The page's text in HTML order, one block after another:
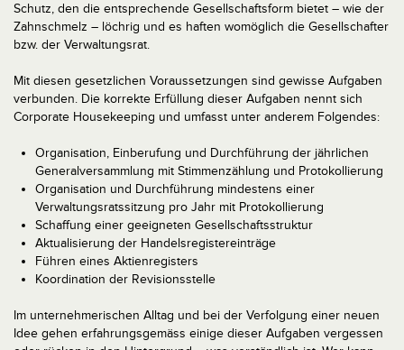
Schutz, den die entsprechende Gesellschaftsform bietet – wie der
Zahnschmelz – löchrig und es haften womöglich die Gesellschafter
bzw. der Verwaltungsrat.
Mit diesen gesetzlichen Voraussetzungen sind gewisse Aufgaben
verbunden. Die korrekte Erfüllung dieser Aufgaben nennt sich
Corporate Housekeeping und umfasst unter anderem Folgendes:
Organisation, Einberufung und Durchführung der jährlichen
Generalversammlung mit Stimmenzählung und Protokollierung
Organisation und Durchführung mindestens einer
Verwaltungsratssitzung pro Jahr mit Protokollierung
Schaffung einer geeigneten Gesellschaftsstruktur
Aktualisierung der Handelsregistereinträge
Führen eines Aktienregisters
Koordination der Revisionsstelle
Im unternehmerischen Alltag und bei der Verfolgung einer neuen
Idee gehen erfahrungsgemäss einige dieser Aufgaben vergessen